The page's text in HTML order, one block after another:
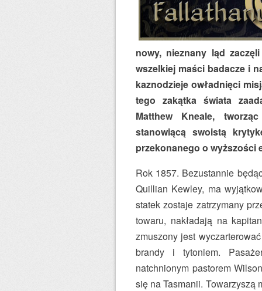
nowy, nieznany ląd
wszelkiej maści badacze i
kaznodzieje owładnięci
tego zakątka świata
Matthew Kneale,
stanowiącą swoistą
przekonanego o wyższości
Rok 1857. Bezustannie
Quillian Kewley, ma
statek zostaje zatrzymany
towaru, nakładają na
zmuszony jest
brandy i tytoniem.
natchnionym pastorem
się na Tasmanii. Towarzyszą